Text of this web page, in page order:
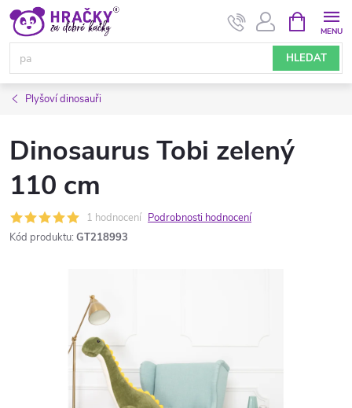
Přejít
obsah
HLEDAT
NÁKUPNÍ
KOŠÍK
Plyšoví dinosauři
Dinosaurus Tobi zelený
110 cm
1 hodnocení Podrobnosti hodnocení
Kód produktu: GT218993